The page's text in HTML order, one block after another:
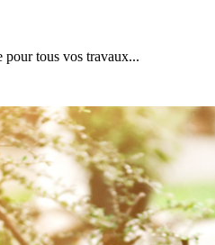
pour tous vos travaux...